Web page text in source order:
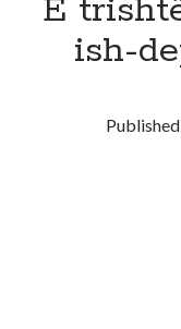
E
ish-